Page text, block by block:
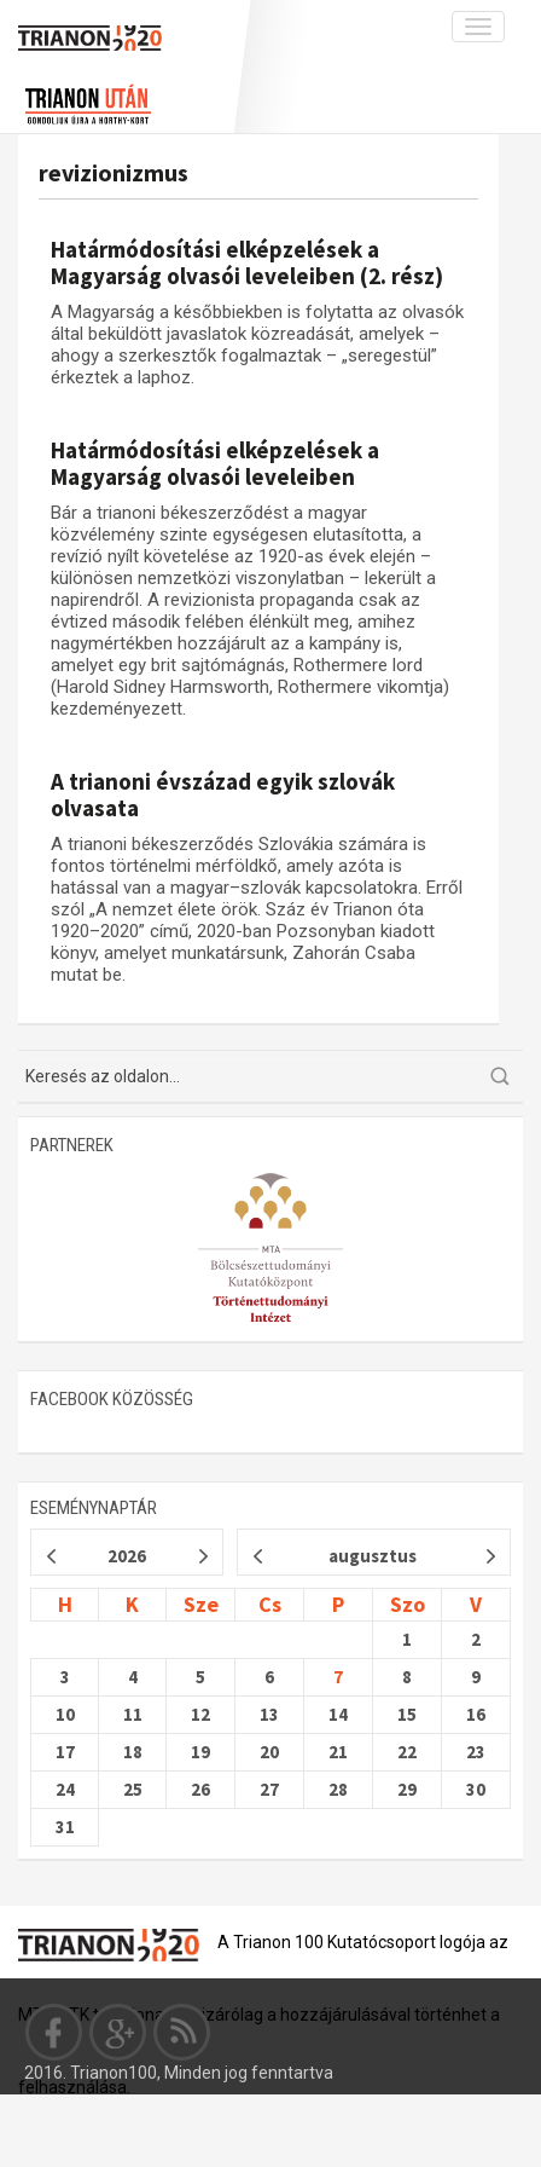
Toggle
A békerendszer megszilárdulása
Utókor és emlékezet
Galéria
Adatbázis
Emlékművek (feltöltés alatt)
Visszhang
Publikációk
Trianon-kommentár
A trianoni szerződés
Műhelymunkák
revizionizmus
Határmódosítási elképzelések a
Magyarság olvasói leveleiben (2. rész)
A Magyarság a későbbiekben is folytatta az olvasók
által beküldött javaslatok közreadását, amelyek –
ahogy a szerkesztők fogalmaztak – „seregestül”
érkeztek a laphoz.
Határmódosítási elképzelések a
Magyarság olvasói leveleiben
Bár a trianoni békeszerződést a magyar
közvélemény szinte egységesen elutasította, a
revízió nyílt követelése az 1920-as évek elején –
különösen nemzetközi viszonylatban – lekerült a
napirendről. A revizionista propaganda csak az
évtized második felében élénkült meg, amihez
nagymértékben hozzájárult az a kampány is,
amelyet egy brit sajtómágnás, Rothermere lord
(Harold Sidney Harmsworth, Rothermere vikomtja)
kezdeményezett.
A trianoni évszázad egyik szlovák
olvasata
A trianoni békeszerződés Szlovákia számára is
fontos történelmi mérföldkő, amely azóta is
hatással van a magyar–szlovák kapcsolatokra. Erről
szól „A nemzet élete örök. Száz év Trianon óta
1920–2020” című, 2020-ban Pozsonyban kiadott
könyv, amelyet munkatársunk, Zahorán Csaba
mutat be.
PARTNEREK
FACEBOOK KÖZÖSSÉG
ESEMÉNYNAPTÁR
2026 augusztus
H K Sze Cs P Szo V
1
2
3
4 5 6 7 8
9
10
11 12 13 14 15
16
17
18 19 20 21 22
23
24
25 26 27 28 29
30
31
A Trianon 100 Kutatócsoport logója az
MTA BTK tulajdona, és kizárólag a hozzájárulásával történhet a
felhasználása.
2016. Trianon100, Minden jog fenntartva